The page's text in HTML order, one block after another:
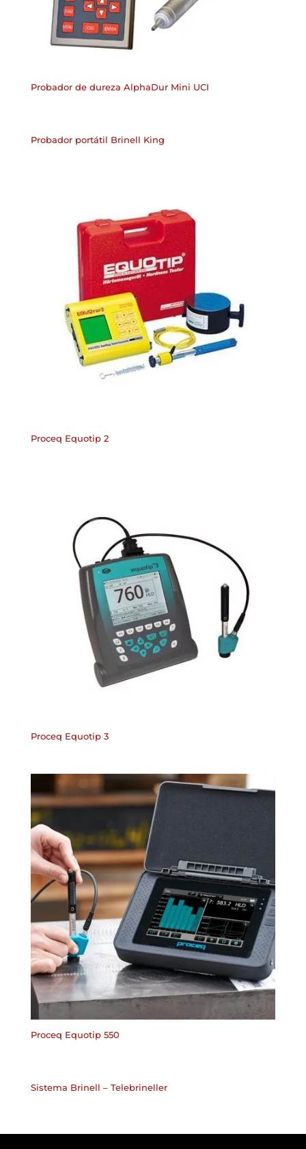
Probador de dureza AlphaDur Mini UCI
Probador portátil Brinell King
Proceq Equotip 2
Proceq Equotip 3
Proceq Equotip 550
Sistema Brinell – Telebrineller